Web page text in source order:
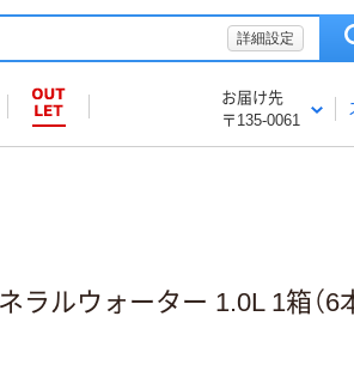
詳細設定
お届け先
〒135-0061
ラルウォーター 1.0L 1箱（6